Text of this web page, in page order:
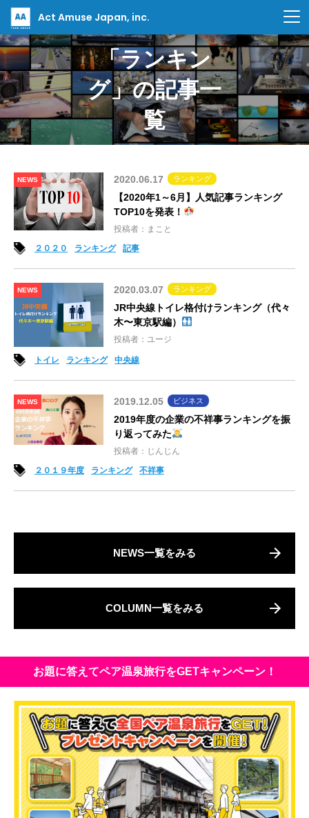
Act Amuse Japan, inc.
「ランキン
グ」の記事一
覧
NEWS 2020.06.17 ランキング
【2020年1～6月】人気記事ランキング
TOP10を発表！
投稿者：まこと
２０２０
ランキング 記事
NEWS 2020.03.07 ランキング
JR中央線トイレ格付けランキング（代々
木〜東京駅編）
投稿者：ユージ
トイレ ランキング 中央線
NEWS 2019.12.05 ビジネス
2019年度の企業の不祥事ランキングを振
り返ってみた
投稿者：じんじん
２０１９年度
ランキング 不祥事
NEWS一覧をみる
COLUMN一覧をみる
お題に答えてペア温泉旅行をGETキャンペーン！